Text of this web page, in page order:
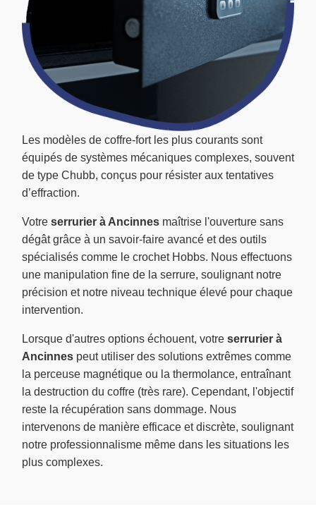
Les modèles de coffre-fort les plus courants sont
équipés de systèmes mécaniques complexes, souvent
de type Chubb, conçus pour résister aux tentatives
d’effraction.
Votre serrurier à Ancinnes maîtrise l'ouverture sans
dégât grâce à un savoir-faire avancé et des outils
spécialisés comme le crochet Hobbs. Nous effectuons
une manipulation fine de la serrure, soulignant notre
précision et notre niveau technique élevé pour chaque
intervention.
Lorsque d'autres options échouent, votre serrurier à
Ancinnes peut utiliser des solutions extrêmes comme
la perceuse magnétique ou la thermolance, entraînant
la destruction du coffre (très rare). Cependant, l'objectif
reste la récupération sans dommage. Nous
intervenons de manière efficace et discrète, soulignant
notre professionnalisme même dans les situations les
plus complexes.